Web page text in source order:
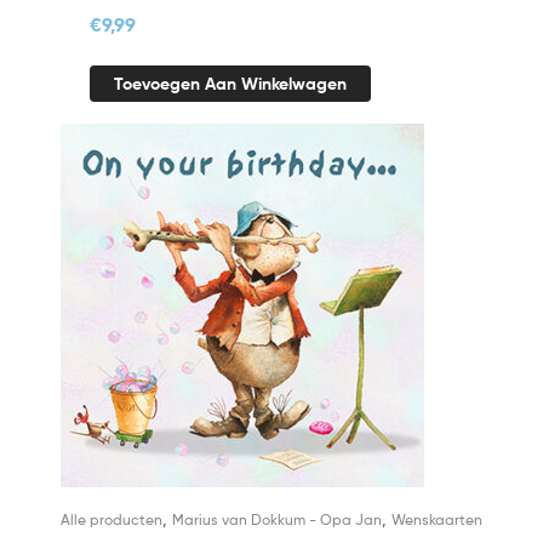
€9,99
Toevoegen Aan Winkelwagen
Alle producten Marius van Dokkum - Opa Jan Wenskaarten